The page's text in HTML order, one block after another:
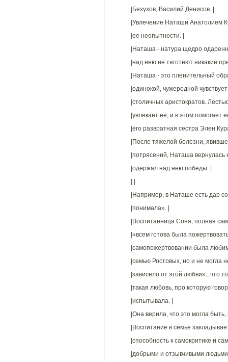
|Безухов, Василий Денисов. |
|Увлечение Наташи Анатолием
|ее неопытности. |
|Наташа - натура щедро
|над нею не тяготеют никакие
|Наташа - это пленительный
|одинокой, чужеродной
|столичных аристократов.
|увлекает ее, и в этом помогает
|его развратная сестра Элен
|После тяжелой болезни,
|потрясений, Наташа
|одержал над нею победы. |
|Например, в Наташе есть дар
|понимала». |
|Воспитанница Соня, полная
|«всем готова была
|самопожертвовании была
|семью Ростовых, но и не могла
|зависело от этой любви»., что
|такая любовь, про которую
|испытывала. |
|Она верила, что это могла быть,
|Воспитание в семье
|способность к самокритике и
|добрыми и отзывчивыми